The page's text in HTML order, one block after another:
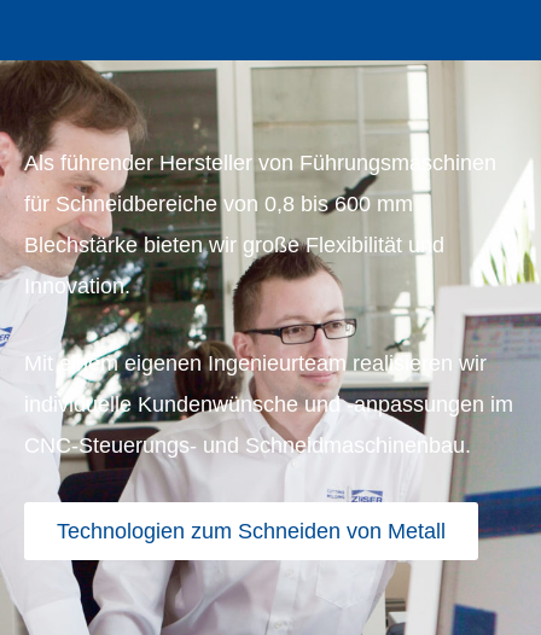
Als führender Hersteller von Führungsmaschinen
für Schneidbereiche von 0,8 bis 600 mm
Blechstärke bieten wir große Flexibilität und
Innovation.
Mit einem eigenen Ingenieurteam realisieren wir
individuelle Kundenwünsche und -anpassungen im
CNC-Steuerungs- und Schneidmaschinenbau.
Technologien zum Schneiden von Metall